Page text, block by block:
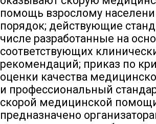
помощь взрослому
порядок; действующие
числе разработанные на
соответствующих
рекомендаций; приказ по
оценки качества
и профессиональный
скорой медицинской
предназначено